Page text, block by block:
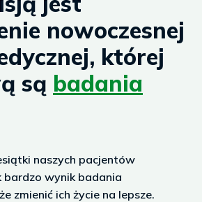
o
u
s
nowoczesnej
której
są badania
naszych pacjentów
bardzo wynik badania
zmienić ich życie na lepsze.